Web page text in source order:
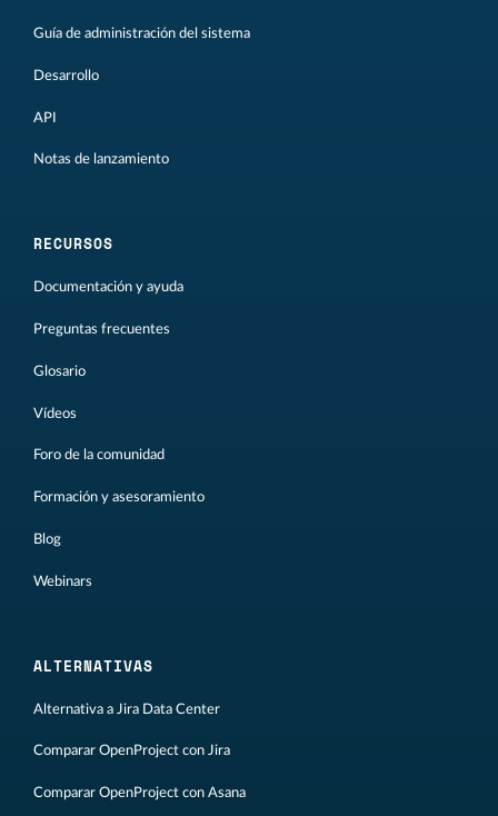
Guía de administración del sistema
Desarrollo
API
Notas de lanzamiento
RECURSOS
Documentación y ayuda
Preguntas frecuentes
Glosario
Vídeos
Foro de la comunidad
Formación y asesoramiento
Blog
Webinars
ALTERNATIVAS
Alternativa a Jira Data Center
Comparar OpenProject con Jira
Comparar OpenProject con Asana